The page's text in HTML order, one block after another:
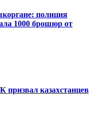
полиция
1000 брошюр от
казахстанцев